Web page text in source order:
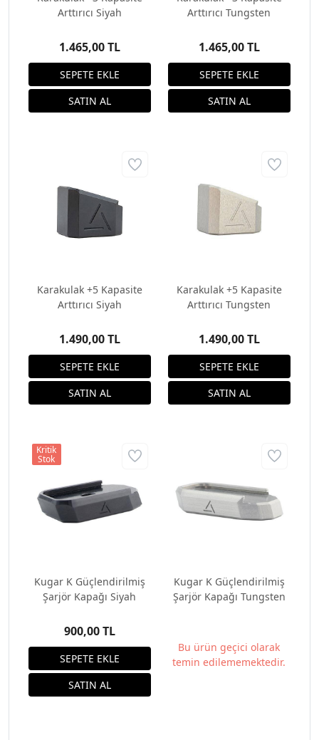
Arttırıcı Siyah
1.465,00 TL
Arttırıcı Tungsten
1.465,00 TL
Karakulak +5 Kapasite
Arttırıcı Siyah
1.490,00 TL
Karakulak +5 Kapasite
Arttırıcı Tungsten
1.490,00 TL
Kugar K Güçlendirilmiş
Şarjör Kapağı Siyah
900,00 TL
Kritik
Stok
Kugar K Güçlendirilmiş
Şarjör Kapağı Tungsten
Bu ürün geçici olarak
temin edilememektedir.